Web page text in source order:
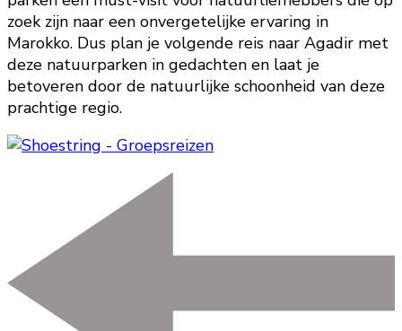
zoek zijn naar een onvergetelijke ervaring in
Marokko. Dus plan je volgende reis naar Agadir met
deze natuurparken in gedachten en laat je
betoveren door de natuurlijke schoonheid van deze
prachtige regio.